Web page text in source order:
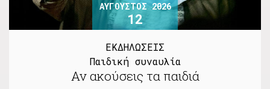
ΑΎΓΟΥΣΤΟΣ 2026
12
ΕΚΔΗΛΩΣΕΙΣ
Παιδική συναυλία
Αν ακούσεις τα παιδιά